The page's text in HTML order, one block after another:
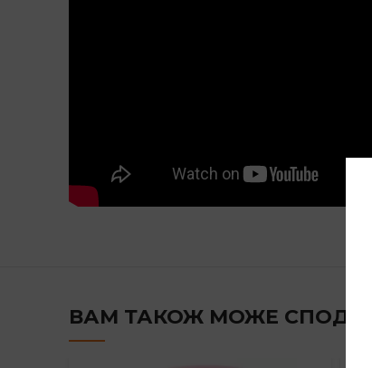
ВАМ ТАКОЖ МОЖЕ